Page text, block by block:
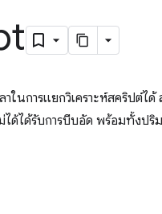
นการแยกวิเคราะห์สคริปต์ได้
ด้ได้รับการบีบอัด พร้อมทั้งป